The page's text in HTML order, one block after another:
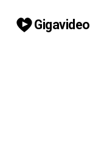
Gigavideo